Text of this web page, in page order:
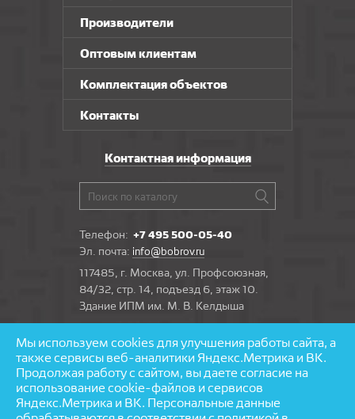
Производители
Оптовым клиентам
Комплектация объектов
Контакты
Контактная информация
Телефон: +7 495 500-05-40
Эл. почта: info@bobrov.ru
117485, г. Москва, ул. Профсоюзная,
84/32, стр. 14, подъезд 6, этаж 10.
Здание ИПМ им. М. В. Келдыша
Задать вопрос
Мы используем cookies для улучшения работы сайта, а
также сервисы веб-аналитики Яндекс.Метрика и ВК.
Продолжая работу с сайтом, вы даете согласие на
использование cookie-файлов и сервисов
Яндекс.Метрика и ВК. Персональные данные